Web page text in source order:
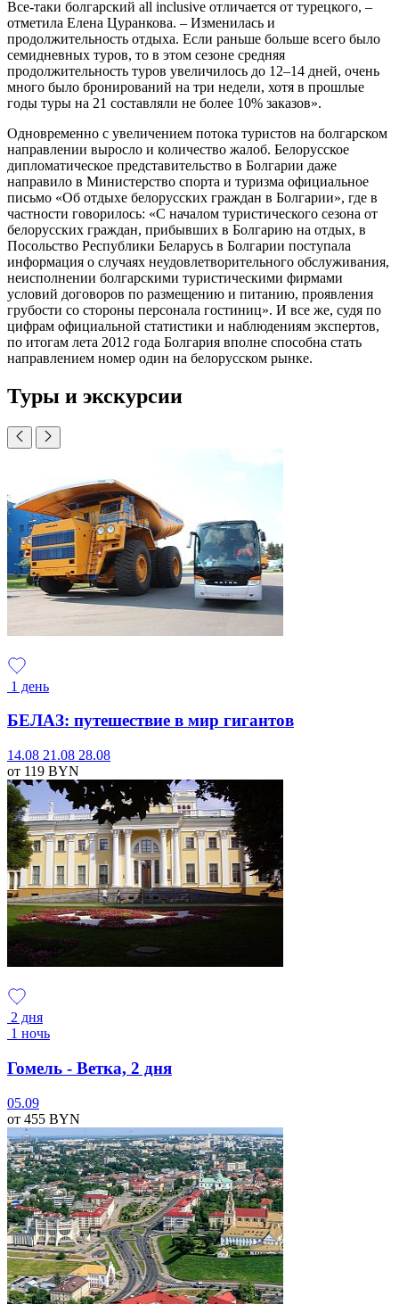
Все-таки болгарский all inclusive отличается от турецкого, –
отметила Елена Цуранкова. – Изменилась и
продолжительность отдыха. Если раньше больше всего было
семидневных туров, то в этом сезоне средняя
продолжительность туров увеличилось до 12–14 дней, очень
много было бронирований на три недели, хотя в прошлые
годы туры на 21 составляли не более 10% заказов».
Одновременно с увеличением потока туристов на болгарском
направлении выросло и количество жалоб. Белорусское
дипломатическое представительство в Болгарии даже
направило в Министерство спорта и туризма официальное
письмо «Об отдыхе белорусских граждан в Болгарии», где в
частности говорилось: «С началом туристического сезона от
белорусских граждан, прибывших в Болгарию на отдых, в
Посольство Республики Беларусь в Болгарии поступала
информация о случаях неудовлетворительного обслуживания,
неисполнении болгарскими туристическими фирмами
условий договоров по размещению и питанию, проявления
грубости со стороны персонала гостиниц». И все же, судя по
цифрам официальной статистики и наблюдениям экспертов,
по итогам лета 2012 года Болгария вполне способна стать
направлением номер один на белорусском рынке.
Туры и экскурсии
1 день
БЕЛАЗ: путешествие в мир гигантов
14.08 21.08 28.08
от 119 BYN
2 дня
1 ночь
Гомель - Ветка, 2 дня
05.09
от 455 BYN